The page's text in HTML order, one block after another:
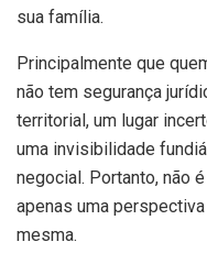
sua família.
Principalmente que
não tem segurança
territorial, um lugar
uma invisibilidade
negocial. Portanto, não
apenas uma
mesma.